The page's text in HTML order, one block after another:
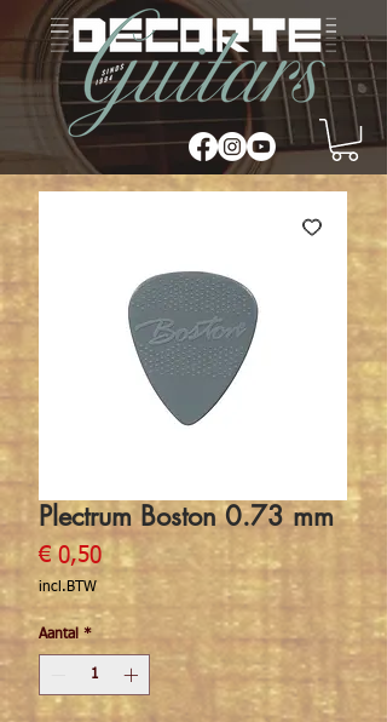
Plectrum Boston 0.73 mm
€ 0,50Prijs
incl.BTW
Aantal *